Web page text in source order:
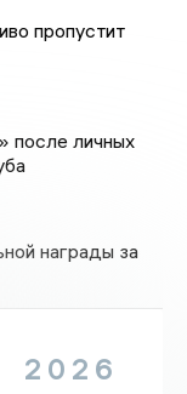
пропустит
после личных
награды за
2026